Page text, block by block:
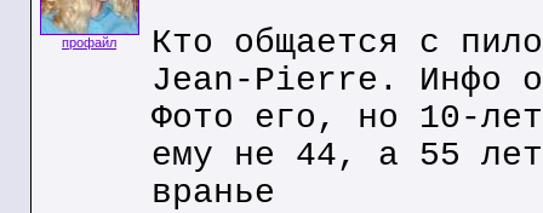
профайл
Кто общается с
Jean-Pierre. Инфо
Фото его, но 10-
ему не 44, а 55
вранье